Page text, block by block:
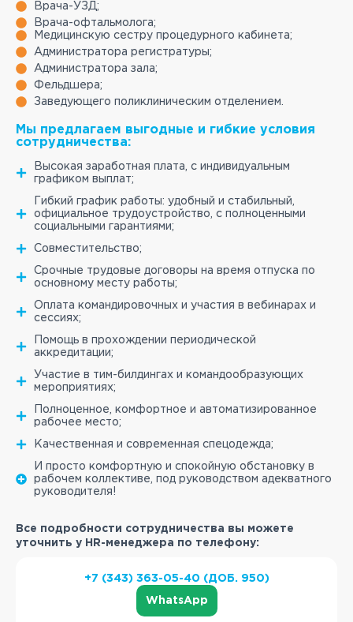
Врача-УЗД;
Врача-офтальмолога;
Медицинскую сестру процедурного кабинета;
Администратора регистратуры;
Администратора зала;
Фельдшера;
Заведующего поликлиническим отделением.
Мы предлагаем выгодные и гибкие условия
сотрудничества:
Высокая заработная плата, с индивидуальным
графиком выплат;
Гибкий график работы: удобный и стабильный,
официальное трудоустройство, с полноценными
социальными гарантиями;
Совместительство;
Срочные трудовые договоры на время отпуска по
основному месту работы;
Оплата командировочных и участия в вебинарах и
сессиях;
Помощь в прохождении периодической
аккредитации;
Участие в тим-билдингах и командообразующих
мероприятиях;
Полноценное, комфортное и автоматизированное
рабочее место;
Качественная и современная спецодежда;
И просто комфортную и спокойную обстановку в
рабочем коллективе, под руководством адекватного
руководителя!
Все подробности сотрудничества вы можете
уточнить у HR-менеджера по телефону:
+7 (343) 363-05-40 (ДОБ. 950)
WhatsApp